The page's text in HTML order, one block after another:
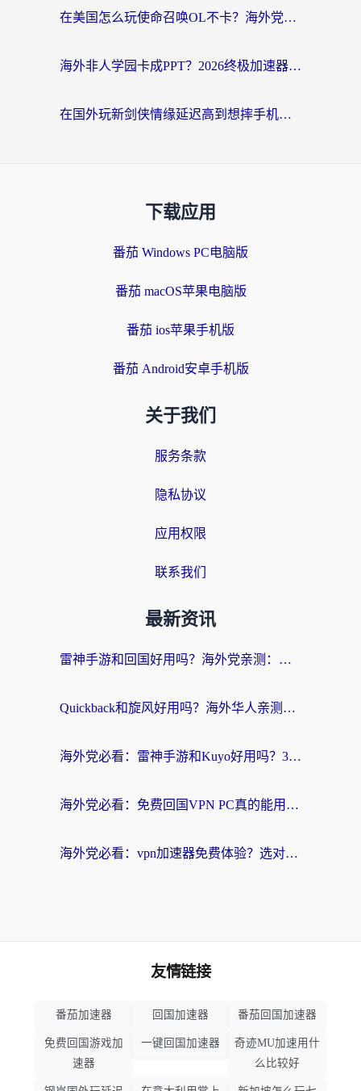
在美国怎么玩使命召唤OL不卡？海外党亲测有效的国服游戏加速器指南
海外非人学园卡成PPT？2026终极加速器指南：从暗区突围到王国纪元，一篇搞定
在国外玩新剑侠情缘延迟高到想摔手机？海外玩家亲测有效的加速器选择指南
下载应用
番茄 Windows PC电脑版
番茄 macOS苹果电脑版
番茄 ios苹果手机版
番茄 Android安卓手机版
关于我们
服务条款
隐私协议
应用权限
联系我们
最新资讯
雷神手游和回国好用吗？海外党亲测：选对加速器才能无缝刷剧打游戏
Quickback和旋风好用吗？海外华人亲测：选对回国加速器才能无缝看央视5
海外党必看：雷神手游和Kuyo好用吗？3款回国加速器实测+避坑指南
海外党必看：免费回国VPN PC真的能用？附国内高速VPN选择全攻略
海外党必看：vpn加速器免费体验？选对回国加速器才能无缝刷国内剧玩国服
友情链接
番茄加速器 回国加速器 番茄回国加速器
免费回国游戏加
速器
一键回国加速器
奇迹MU加速用什
么比较好